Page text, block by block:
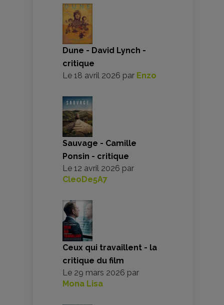
Dune - David Lynch -
critique
Le 18 avril 2026 par Enzo
Sauvage - Camille
Ponsin - critique
Le 12 avril 2026 par
CleoDe5A7
Ceux qui travaillent - la
critique du film
Le 29 mars 2026 par
Mona Lisa